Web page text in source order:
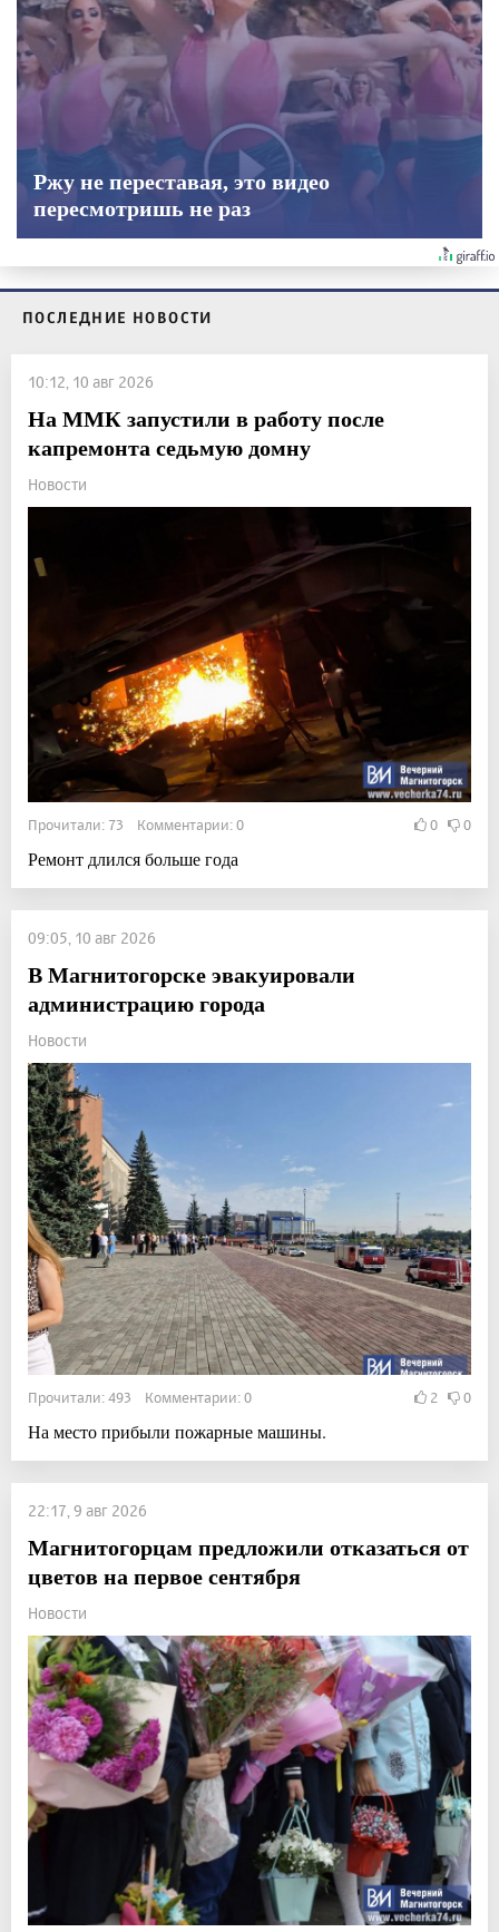
Ржу не переставая, это видео
пересмотришь не раз
ПОСЛЕДНИЕ НОВОСТИ
10:12, 10 авг 2026
На ММК запустили в работу после
капремонта седьмую домну
Новости
Прочитали: 73 Комментарии: 0 0 0
Ремонт длился больше года
09:05, 10 авг 2026
В Магнитогорске эвакуировали
администрацию города
Новости
Прочитали: 493 Комментарии: 0 2 0
На место прибыли пожарные машины.
22:17, 9 авг 2026
Магнитогорцам предложили отказаться от
цветов на первое сентября
Новости